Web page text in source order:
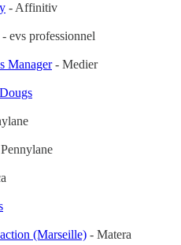
- Affinitiv
- evs professionnel
Manager- Medier
Dougs
(Marseille) - Matera